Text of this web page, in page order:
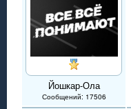
Йошкар-Ола
Сообщений: 17506